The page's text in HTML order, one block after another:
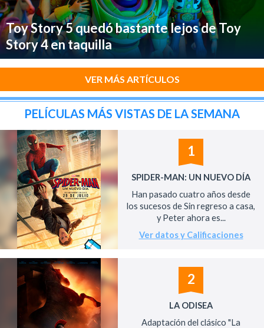
Toy Story 5 quedó bastante lejos de Toy
Story 4 en taquilla
VER MÁS ARTÍCULOS
PELÍCULAS MÁS VISTAS DE LA SEMANA
1
SPIDER-MAN: UN NUEVO DÍA
Han pasado cuatro años desde
los sucesos de Sin regreso a casa,
y Peter ahora es...
Ver datos y Calificaciones
2
LA ODISEA
Adaptación del clásico "La